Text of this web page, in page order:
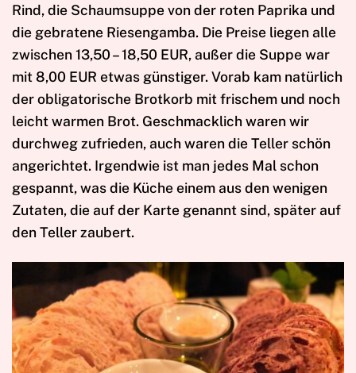
Rind, die Schaumsuppe von der roten Paprika und
die gebratene Riesengamba. Die Preise liegen alle
zwischen 13,50 – 18,50 EUR, außer die Suppe war
mit 8,00 EUR etwas günstiger. Vorab kam natürlich
der obligatorische Brotkorb mit frischem und noch
leicht warmen Brot. Geschmacklich waren wir
durchweg zufrieden, auch waren die Teller schön
angerichtet. Irgendwie ist man jedes Mal schon
gespannt, was die Küche einem aus den wenigen
Zutaten, die auf der Karte genannt sind, später auf
den Teller zaubert.